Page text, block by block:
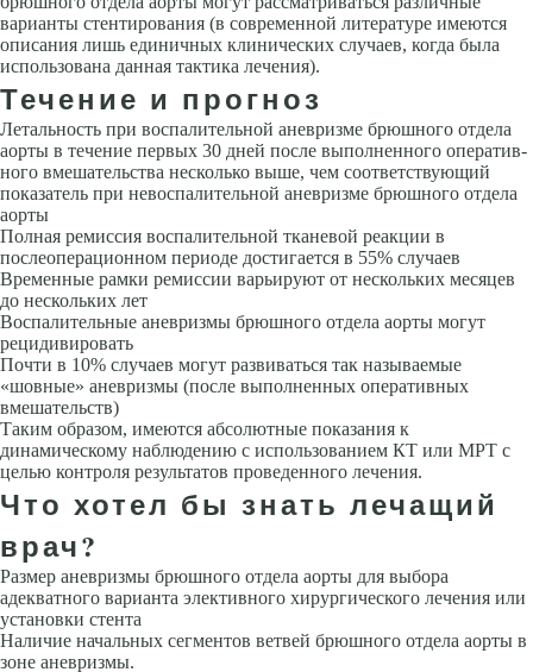
варианты стентирования (в современной литературе имеются
описания лишь единичных клинических случаев, когда была
использова­на данная тактика лечения).
Течение и прогноз
Летальность при воспалительной аневризме брюшного отдела
аорты в течение первых 30 дней после выполненного оператив­
ного вмешательства несколько выше, чем соответствующий
показатель при невоспалительной аневризме брюшного отдела
аорты
Полная ре­миссия воспалительной тканевой реакции в
послеоперационном перио­де достигается в 55% случаев
Временные рамки ремиссии варьируют от нескольких месяцев
до нескольких лет
Воспалительные аневризмы брюшного отдела аорты могут
рецидивировать
Почти в 10% случаев могут развиваться так называемые
«шовные» аневризмы (после выпол­ненных оперативных
вмешательств)
Таким образом, имеются абсолют­ные показания к
динамическому наблюдению с использованием КТ или МРТ с
целью контроля результатов проведенного лечения.
Что хотел бы знать лечащий
врач?
Размер аневризмы брюшного отдела аорты для выбора
адекватного ва­рианта элективного хирургического лечения или
установки стента
На­личие начальных сегментов ветвей брюшного отдела аорты в
зоне анев­ризмы.